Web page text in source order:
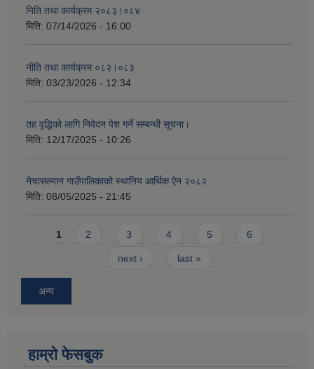
निति तथा कार्यक्रम २०८३।०८४
मिति: 07/14/2026 - 16:00
नीति तथा कार्यक्रम ०८२।०८३
मिति: 03/23/2026 - 12:34
तह वृद्धिको लागि निवेदन पेश गर्ने सम्बन्धी सूचना।
मिति: 12/17/2025 - 10:26
नेचासल्यान गाउँपालिकाको स्थानिय आर्थिक ऐन २०८२
मिति: 08/05/2025 - 21:45
Pages
1 2 3 4 5 6
next › last »
अन्य
हाम्राे फेसबुक